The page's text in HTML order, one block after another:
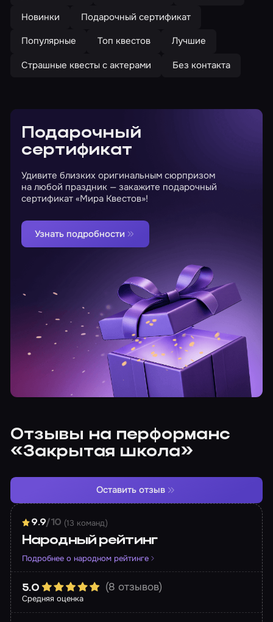
Новинки
Подарочный сертификат
Популярные
Топ квестов
Лучшие
Страшные квесты с актерами
Без контакта
Подарочный
сертификат
Удивите близких оригинальным сюрпризом
на любой праздник — закажите подарочный
сертификат «Мира Квестов»!
Узнать подробности
Отзывы на перформанс
«Закрытая школа»
9.9/10 (13 команд)
Народный рейтинг
Подробнее о народном рейтинге
Средняя оценка
5.0 (8 отзывов)
Оставить отзыв